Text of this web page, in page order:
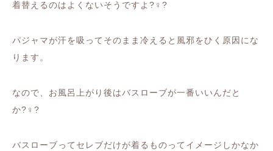
着替えるのはよくないそうですよ ?‍♀️?
パジャマが汗を吸ってそのまま冷えると風邪をひく原因にな
ります。
なので、お風呂上がり後はバスローブが一番いいんだと
か?‍♀️?
バスローブってセレブだけが着るものってイメージしかなか